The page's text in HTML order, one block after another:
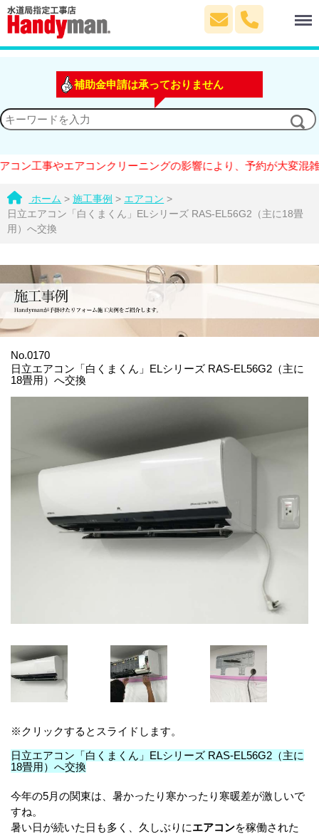
補助金申請は承っておりません
やエアコンクリーニングの影響により、予約が大変混雑してお
ホーム >施工事例 > エアコン >
日立エアコン「白くまくん」ELシリーズ RAS-EL56G2（主に18畳
用）へ交換
No.0170
日立エアコン「白くまくん」ELシリーズ RAS-EL56G2（主に
18畳用）へ交換
※クリックするとスライドします。
日立エアコン「白くまくん」ELシリーズ RAS-EL56G2（主に
18畳用）へ交換
今年の5月の関東は、暑かったり寒かったり寒暖差が激しいで
すね。
暑い日が続いた日も多く、久しぶりにエアコンを稼働された